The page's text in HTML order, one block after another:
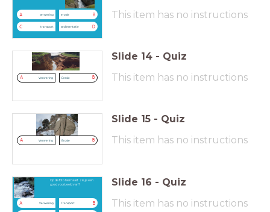
A verwering B
erosie
C transport D
sedimentatie
This item has no instructions
A Verwering B
Erosie
Slide 14 - Quiz
This item has no instructions
A Verwering B
Erosie
Slide 15 - Quiz
This item has no instructions
Op de foto hiernaast zie je een
goed voorbeeld van?
A Verwering B
Transport
Slide 16 - Quiz
This item has no instructions